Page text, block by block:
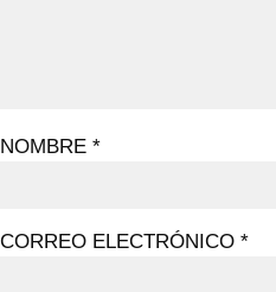
NOMBRE *
CORREO ELECTRÓNICO *